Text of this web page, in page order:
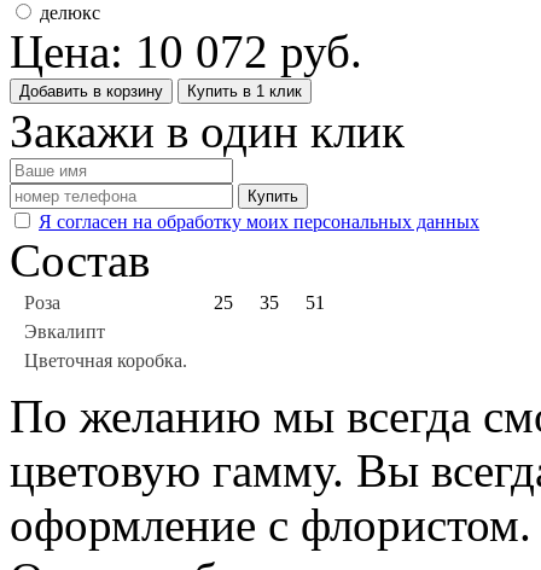
делюкс
Цена: 10 072 руб.
Добавить в корзину Купить в 1 клик
Закажи в один клик
Купить
Я согласен на обработку моих персональных данных
Состав
Роза 25 35
51
Эвкалипт
Цветочная коробка.
По желанию мы всегда
цветовую гамму. Вы
оформление с флористом.